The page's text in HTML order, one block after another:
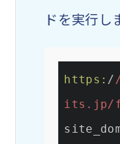
ドを実行し
https: /
its.jp/